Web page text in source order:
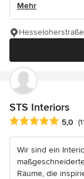
Mehr
STS Interiors
Durchschnittliche
5,0
Wir sind ein
Räume, die